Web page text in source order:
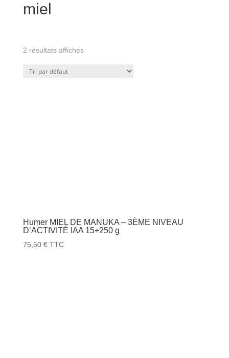
miel
2 résultats affichés
Humer MIEL DE MANUKA – 3ÈME NIVEAU
D’ACTIVITÉ IAA 15+250 g
75,50 € TTC